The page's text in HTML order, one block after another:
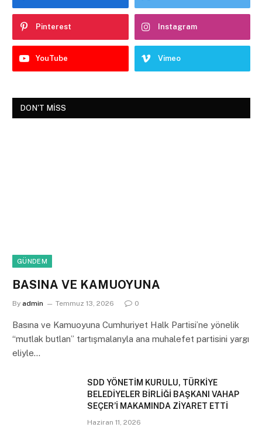
Pinterest Instagram
YouTube Vimeo
DON'T MISS
GÜNDEM
BASINA VE KAMUOYUNA
By admin Temmuz 13, 2026 0
Basına ve Kamuoyuna Cumhuriyet Halk Partisi’ne yönelik
“mutlak butlan” tartışmalarıyla ana muhalefet partisini yargı
eliyle…
SDD YÖNETİM KURULU, TÜRKİYE
BELEDİYELER BİRLİĞİ BAŞKANI VAHAP
SEÇER’İ MAKAMINDA ZİYARET ETTİ
Haziran 11, 2026